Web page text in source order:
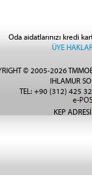
Oda aidatlarınızı kredi
ÜYE
© 2005-2026
IHLAMUR
TEL: +90 (312) 425
KEP